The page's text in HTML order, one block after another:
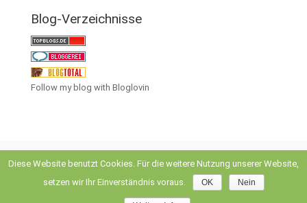
Blog-Verzeichnisse
Follow my blog with Bloglovin
theme by Theme4Press • Powered byWordPress
Diese Website benutzt Cookies. Für die weitere Nutzung unserer Website,
setzen wir Ihr Einverständnis voraus.
OK Nein